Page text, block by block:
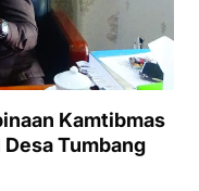
Kamtibmas
Tumbang